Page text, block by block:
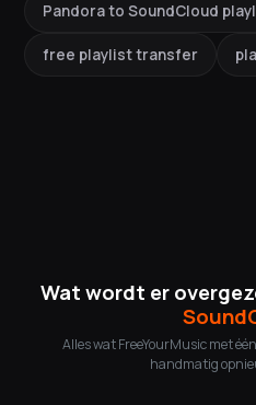
Pandora to SoundCloud
free playlist transfer
Wat wordt er
Alles wat FreeYourMusic met
handmatig